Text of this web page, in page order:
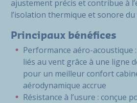
ajustement précis et contribue à
l’isolation thermique et sonore du
Principaux bénéfices
Performance aéro-acoustique
liés au vent grâce à une ligne
pour un meilleur confort
aérodynamique accrue
Résistance à l’usure : conçue